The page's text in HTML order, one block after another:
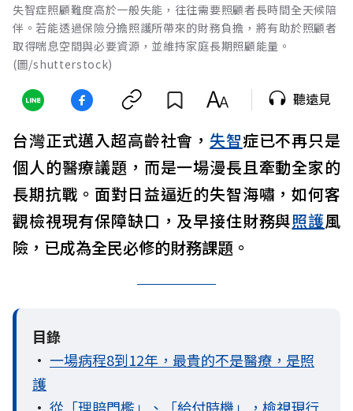
失智症照顧難度高於一般失能，往往需要照顧者長時間全天候陪
伴。若能透過保險分擔照護所帶來的財務負擔，將有助於照顧者
取得喘息空間與必要資源，並維持家庭長期照顧能量。
(圖/shutterstock)
聽遠見
台灣正式邁入超高齡社會， 失智症已不再只是
個人的醫療議題，而是一場漫長且牽動全家的
長期抗戰。面對日益逼近的失智海嘯，如何客
觀檢視現有保障缺口，及早接住財務與照護風
險，已成為全民必修的財務課題。
目錄
• 一場病程8到12年，最貴的不是醫療，是照
護
• 從「理賠門檻」、「給付時機」，檢視現行